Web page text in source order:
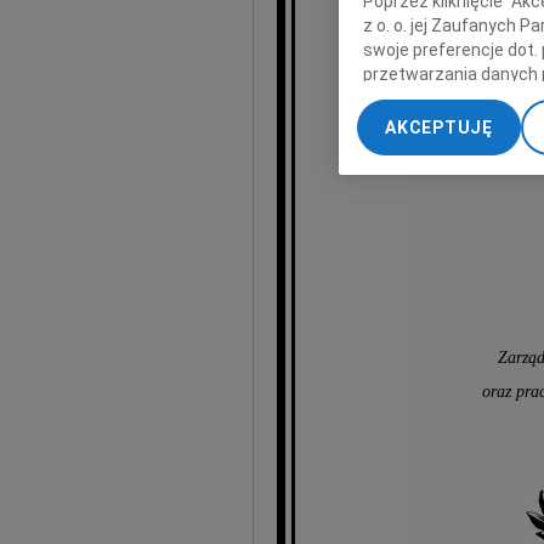
oraz
z o. o. jej Zaufanych
swoje preferencje dot.
przetwarzania danych
„Ustawienia
My, nasi Zaufani
dokładnych danych
Przechowywanie
AKCEPTUJĘ